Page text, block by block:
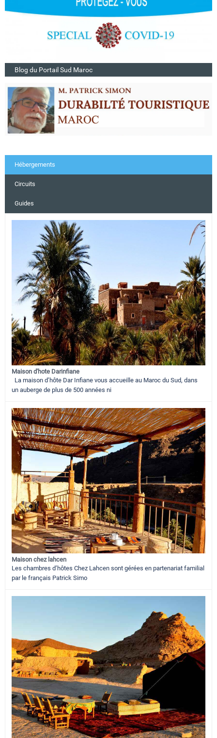
Blog du Portail Sud Maroc
Hébergements
Circuits
Guides
Maison d'hote Darinfiane
La maison d’hôte Dar Infiane vous accueille au Maroc du Sud, dans
un auberge de plus de 500 années ni
Maison chez lahcen
Les chambres d’hôtes Chez Lahcen sont gérées en partenariat familial
par le français Patrick Simo